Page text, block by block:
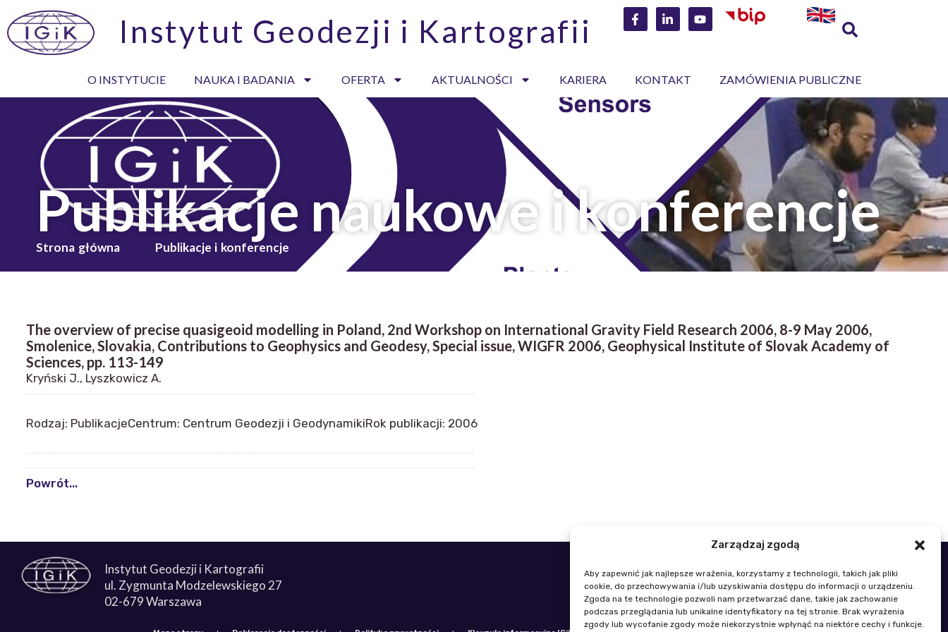
Zarządzaj zgodą
Aby zapewnić jak najlepsze wrażenia, korzystamy z technologii, takich jak pliki
cookie, do przechowywania i/lub uzyskiwania dostępu do informacji o urządzeniu.
Zgoda na te technologie pozwoli nam przetwarzać dane, takie jak zachowanie
podczas przeglądania lub unikalne identyfikatory na tej stronie. Brak wyrażenia
zgody lub wycofanie zgody może niekorzystnie wpłynąć na niektóre cechy i funkcje.
Instytut Geodezji i Kartografii
O INSTYTUCIE NAUKA I BADANIA OFERTA AKTUALNOŚCI KARIERA KONTAKT ZAMÓWIENIA PUBLICZNE
Publikacje naukowe i konferencje
Strona główna Publikacje i konferencje
The overview of precise quasigeoid modelling in Poland, 2nd Workshop on International Gravity Field Research 2006, 8-9 May 2006,
Smolenice, Slovakia, Contributions to Geophysics and Geodesy, Special issue, WIGFR 2006, Geophysical Institute of Slovak Academy of
Sciences, pp. 113-149
Kryński J., Lyszkowicz A.
Rodzaj: PublikacjeCentrum: Centrum Geodezji i GeodynamikiRok publikacji: 2006
Powrót...
Instytut Geodezji i Kartografii
ul. Zygmunta Modzelewskiego 27
02-679 Warszawa
Telefon: +48 22 329 19 00
E-mail: igik@igik.edu.pl